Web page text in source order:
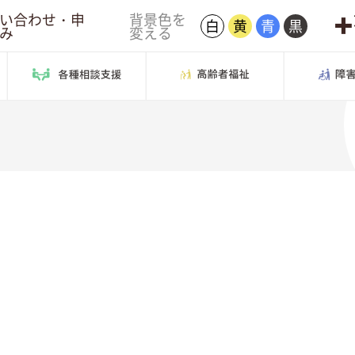
合わせ・申 背景色を
変える 白 黄 青 黒
地域の福祉 各種相談支援 高齢者福祉